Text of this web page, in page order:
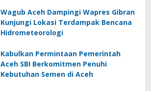
Wagub Aceh Dampingi Wapres Gibran
Kunjungi Lokasi Terdampak Bencana
Hidrometeorologi
Kabulkan Permintaan Pemerintah
Aceh SBI Berkomitmen Penuhi
Kebutuhan Semen di Aceh